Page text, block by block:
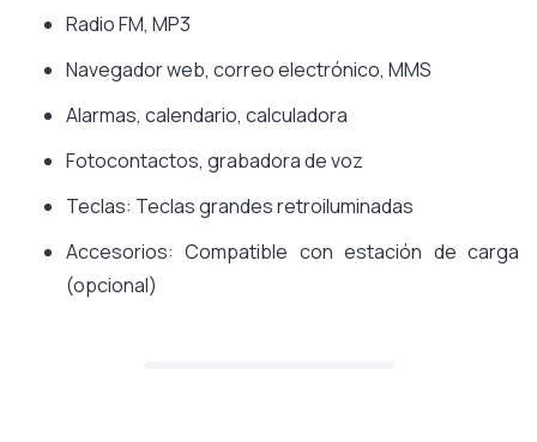
Radio FM, MP3
Navegador web, correo electrónico, MMS
Alarmas, calendario, calculadora
Fotocontactos, grabadora de voz
Teclas: Teclas grandes retroiluminadas
Accesorios: Compatible con estación de carga
(opcional)